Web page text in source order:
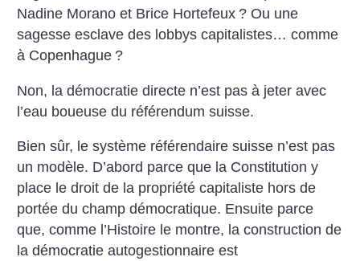
Nadine Morano et Brice Hortefeux ? Ou une
sagesse esclave des lobbys capitalistes… comme
à Copenhague ?
Non, la démocratie directe n’est pas à jeter avec
l’eau boueuse du référendum suisse.
Bien sûr, le système référendaire suisse n’est pas
un modèle. D’abord parce que la Constitution y
place le droit de la propriété capitaliste hors de
portée du champ démocratique. Ensuite parce
que, comme l’Histoire le montre, la construction de
la démocratie autogestionnaire est